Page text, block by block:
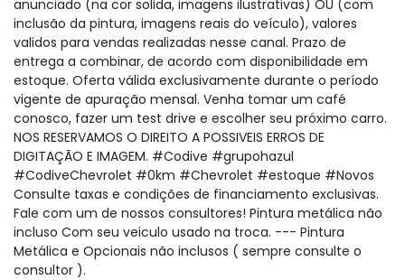
anunciado (na cor solida, imagens ilustrativas) OU (com
inclusão da pintura, imagens reais do veículo), valores
validos para vendas realizadas nesse canal. Prazo de
entrega a combinar, de acordo com disponibilidade em
estoque. Oferta válida exclusivamente durante o período
vigente de apuração mensal. Venha tomar um café
conosco, fazer um test drive e escolher seu próximo carro.
NOS RESERVAMOS O DIREITO A POSSIVEIS ERROS DE
DIGITAÇÃO E IMAGEM. #Codive #grupohazul
#CodiveChevrolet #0km #Chevrolet #estoque #Novos
Consulte taxas e condições de financiamento exclusivas.
Fale com um de nossos consultores! Pintura metálica não
incluso Com seu veiculo usado na troca. --- Pintura
Metálica e Opcionais não inclusos ( sempre consulte o
consultor ).